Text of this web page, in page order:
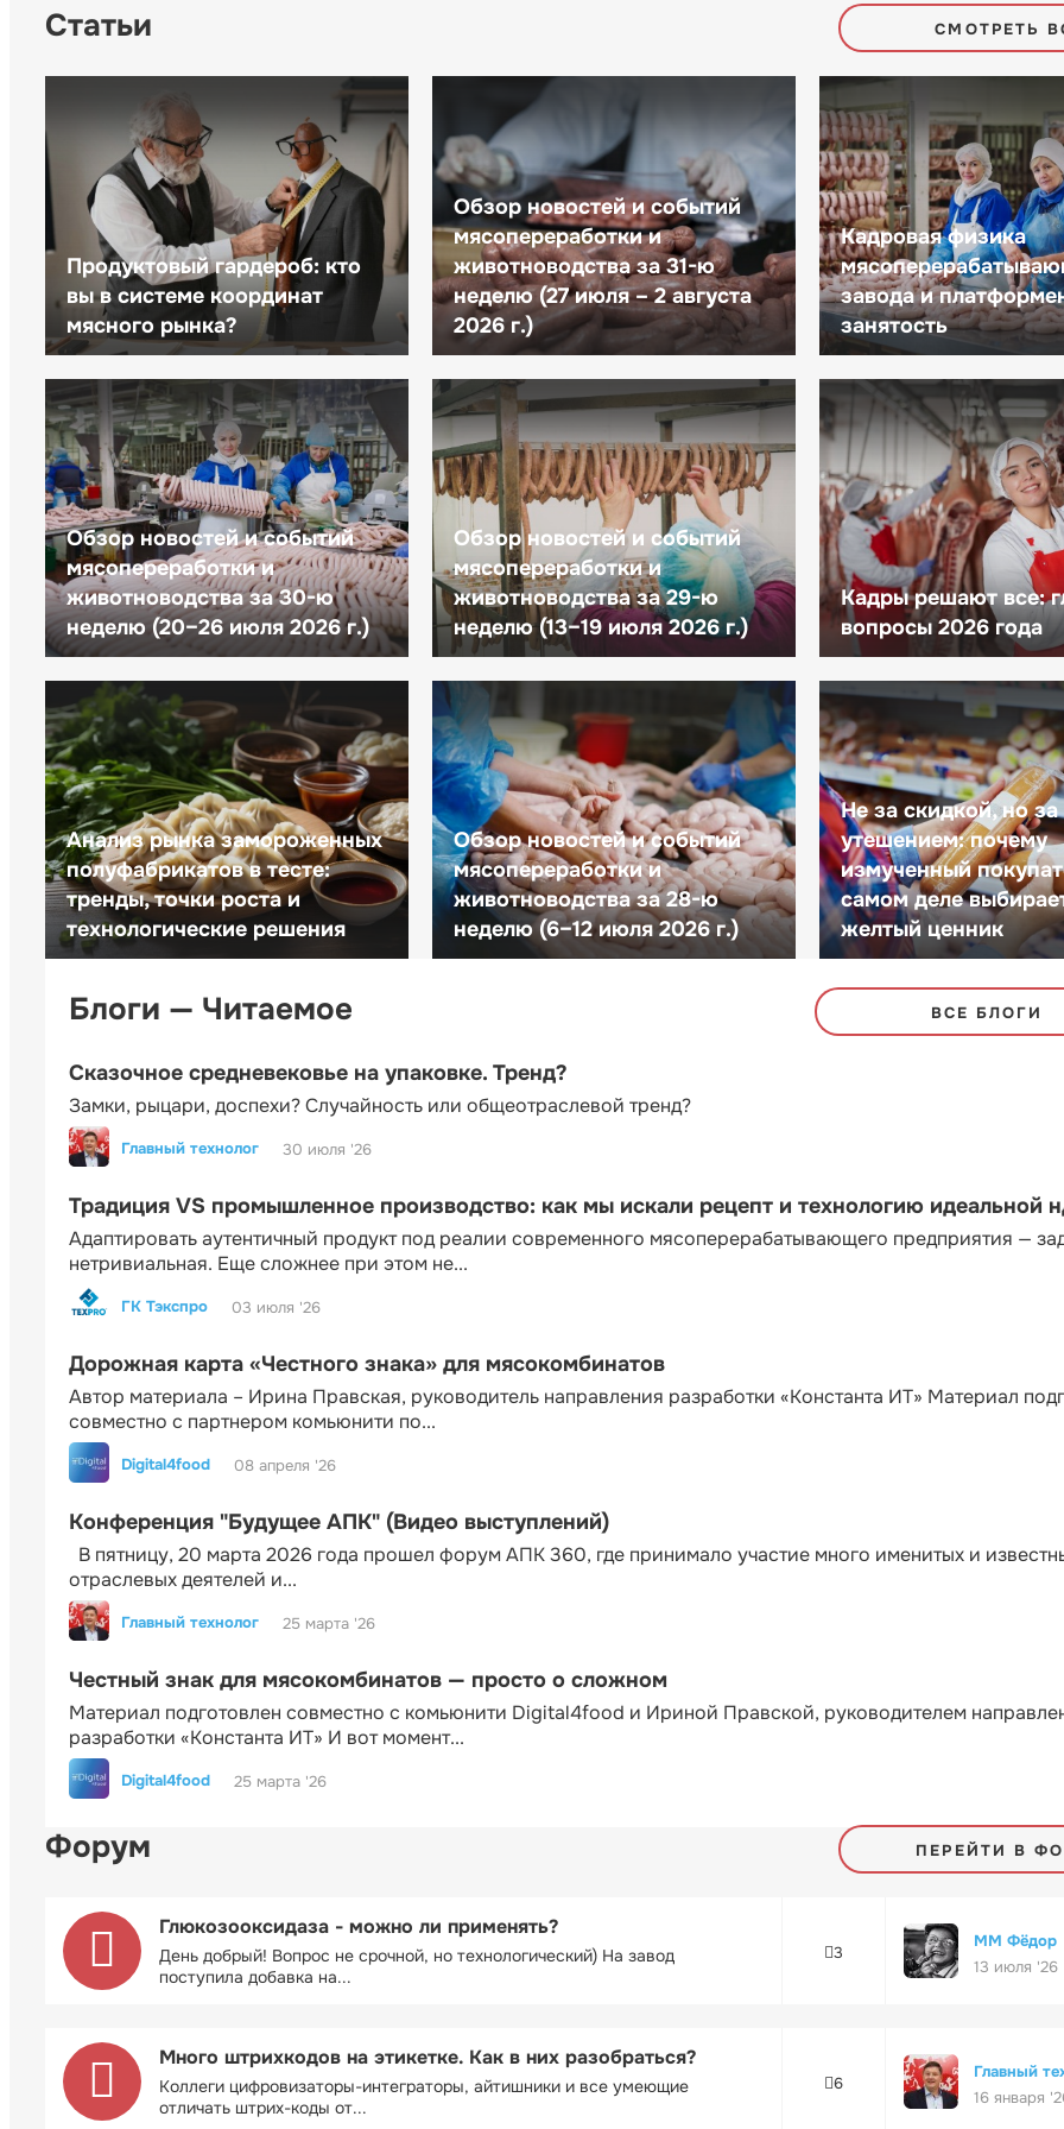
Статьи СМОТРЕТЬ
Продуктовый гардероб: кто
вы в системе координат
мясного рынка?
Обзор новостей и событий
мясопереработки и
животноводства за 31-ю
неделю (27 июля – 2 августа
2026 г.)
Кадровая физика
завода и
занятость
Обзор новостей и событий
мясопереработки и
животноводства за 30-ю
неделю (20–26 июля 2026 г.)
Обзор новостей и событий
мясопереработки и
животноводства за 29-ю
неделю (13–19 июля 2026 г.)
Кадры решают все:
вопросы 2026 года
Анализ рынка замороженных
полуфабрикатов в тесте:
тренды, точки роста и
технологические решения
Обзор новостей и событий
мясопереработки и
животноводства за 28-ю
неделю (6–12 июля 2026 г.)
Не за скидкой, но за
утешением: почему
измученный
самом деле
желтый ценник
Блоги — Читаемое ВСЕ БЛОГИ
Сказочное средневековье на упаковке. Тренд?
Замки, рыцари, доспехи? Случайность или общеотраслевой тренд?
Главный технолог 30 июля '26
Традиция VS промышленное производство: как мы искали рецепт и технологию идеальной
Адаптировать аутентичный продукт под реалии современного мясоперерабатывающего предприятия —
нетривиальная. Еще сложнее при этом не...
ГК Тэкспро 03 июля '26
Дорожная карта «Честного знака» для мясокомбинатов
Автор материала – Ирина Правская, руководитель направления разработки «Константа ИТ» Материал
совместно с партнером комьюнити по...
Digital4food 08 апреля '26
Конференция "Будущее АПК" (Видео выступлений)
В пятницу, 20 марта 2026 года прошел форум АПК 360, где принимало участие много именитых и
отраслевых деятелей и...
Главный технолог 25 марта '26
Честный знак для мясокомбинатов — просто о сложном
Материал подготовлен совместно с комьюнити Digital4food и Ириной Правской, руководителем
разработки «Константа ИТ» И вот момент...
Digital4food 25 марта '26
Форум ПЕРЕЙТИ В
Глюкозооксидаза - можно ли применять?
День добрый! Вопрос не срочной, но технологический) На завод
поступила добавка на...
3
ММ Фёдор
13 июля '26
Много штрихкодов на этикетке. Как в них разобраться?
Коллеги цифровизаторы-интеграторы, айтишники и все умеющие
отличать штрих-коды от...
6
Главный
16 января